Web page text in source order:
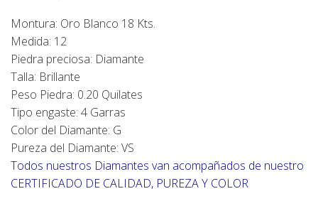
Montura: Oro Blanco 18 Kts.
Medida: 12
Piedra preciosa: Diamante
Talla: Brillante
Peso Piedra: 0.20 Quilates
Tipo engaste: 4 Garras
Color del Diamante: G
Pureza del Diamante: VS
Todos nuestros Diamantes van acompañados de nuestro
CERTIFICADO DE CALIDAD, PUREZA Y COLOR